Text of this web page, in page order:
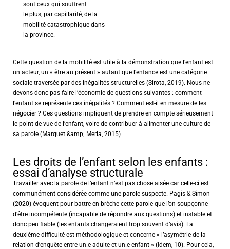
sont ceux qui souffrent
le plus, par capillarité, de la
mobilité catastrophique dans
la province.
Cette question de la mobilité est utile à la démonstration que l’enfant est
un acteur, un « être au présent » autant que l’enfance est une catégorie
sociale traversée par des inégalités structurelles (Sirota, 2019). Nous ne
devons donc pas faire l’économie de questions suivantes : comment
l’enfant se représente ces inégalités ? Comment est-il en mesure de les
négocier ? Ces questions impliquent de prendre en compte sérieusement
le point de vue de l’enfant, voire de contribuer à alimenter une culture de
sa parole (Marquet &amp; Merla, 2015)
Les droits de l’enfant selon les enfants :
essai d’analyse structurale
Travailler avec la parole de l’enfant n’est pas chose aisée car celle-ci est
communément considérée comme une parole suspecte. Pagis & Simon
(2020) évoquent pour battre en brèche cette parole que l’on soupçonne
d’être incompétente (incapable de répondre aux questions) et instable et
donc peu fiable (les enfants changeraient trop souvent d’avis). La
deuxième difficulté est méthodologique et concerne « l’asymétrie de la
relation d’enquête entre un.e adulte et un.e enfant » (Idem, 10). Pour cela,